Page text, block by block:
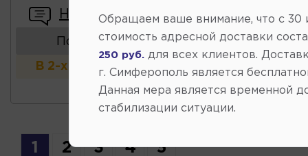
Написать отзыв
Показать аналоги
В 2-х и более магазинах
1 2 3 4 5
Обращаем ваше внимание, что c 30
стоимость адресной доставки
250 руб. для всех клиентов.
г. Симферополь является
Данная мера является временной
стабилизации ситуации.